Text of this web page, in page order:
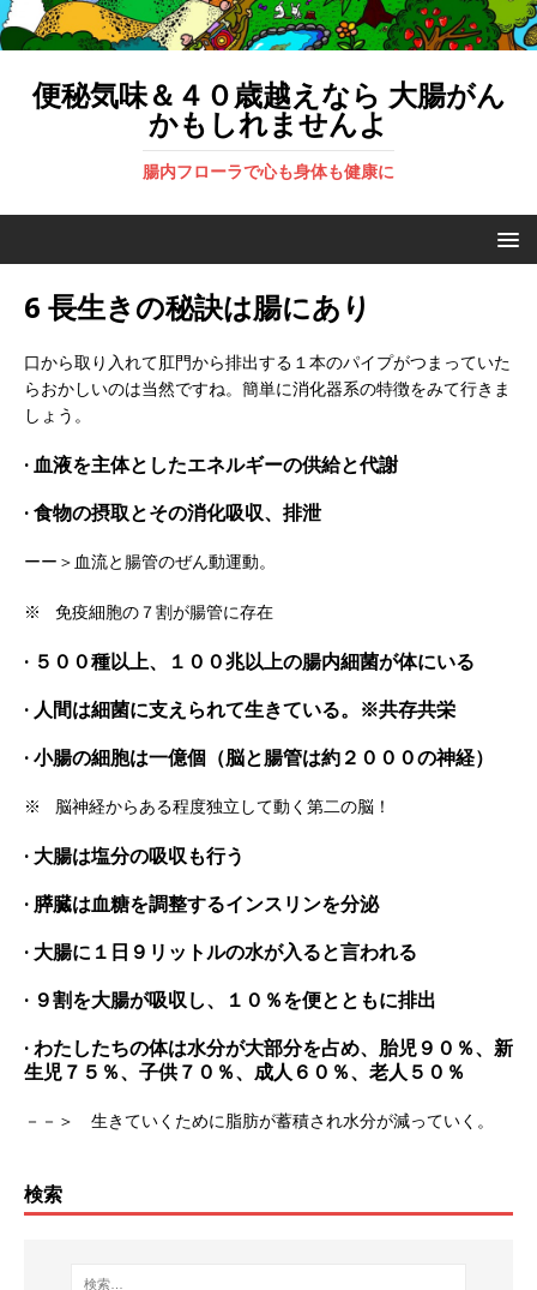
便秘気味＆４０歳越えなら 大腸がん
かもしれませんよ
腸内フローラで心も身体も健康に
6 長生きの秘訣は腸にあり
口から取り入れて肛門から排出する１本のパイプがつまっていた
らおかしいのは当然ですね。簡単に消化器系の特徴をみて行きま
しょう。
· 血液を主体としたエネルギーの供給と代謝
· 食物の摂取とその消化吸収、排泄
ーー＞血流と腸管のぜん動運動。
※ 免疫細胞の７割が腸管に存在
· ５００種以上、１００兆以上の腸内細菌が体にいる
· 人間は細菌に支えられて生きている。※共存共栄
· 小腸の細胞は一億個（脳と腸管は約２０００の神経）
※ 脳神経からある程度独立して動く第二の脳！
· 大腸は塩分の吸収も行う
· 膵臓は血糖を調整するインスリンを分泌
· 大腸に１日９リットルの水が入ると言われる
· ９割を大腸が吸収し、１０％を便とともに排出
· わたしたちの体は水分が大部分を占め、胎児９０％、新
生児７５％、子供７０％、成人６０％、老人５０％
－－＞ 生きていくために脂肪が蓄積され水分が減っていく。
検索